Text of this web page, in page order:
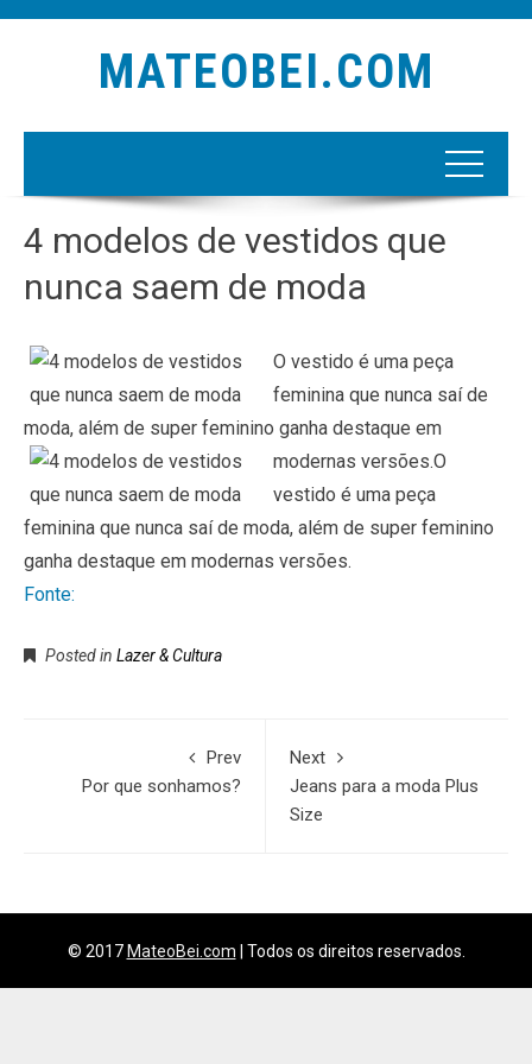
MATEOBEI.COM
4 modelos de vestidos que
nunca saem de moda
O vestido é uma peça
feminina que nunca saí de
moda, além de super feminino ganha destaque em
modernas versões.O
vestido é uma peça
feminina que nunca saí de moda, além de super feminino
ganha destaque em modernas versões.
Fonte:
Posted in Lazer & Cultura
Prev
Por que sonhamos?
Next
Jeans para a moda Plus
Size
© 2017 MateoBei.com Todos os direitos reservados.